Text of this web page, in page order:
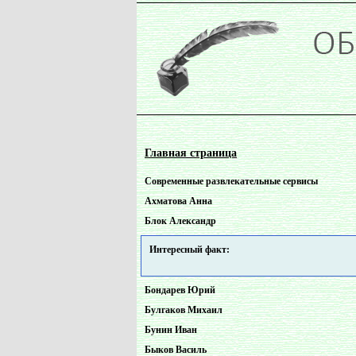
Главная страница
Cовременные pазвлекательные сервисы
Ахматова Анна
Блок Александр
Интересный факт:
Бондарев Юрий
Булгаков Михаил
Бунин Иван
Быков Василь